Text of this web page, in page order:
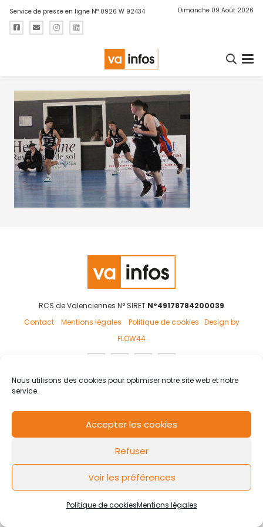
Nous utilisons des cookies pour optimiser notre site web et notre
service.
Accepter les cookies
Refuser
Voir les préférences
Politique de cookiesMentions légales
Service de presse en ligne N° 0926 W 92434 Dimanche 09 Août 2026
RCS de Valenciennes N° SIRET N°49178784200039
Contact
Mentions légales Politique de cookies Design by
FLOW44